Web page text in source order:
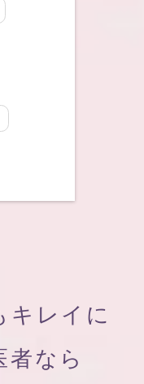
キレイに
者なら